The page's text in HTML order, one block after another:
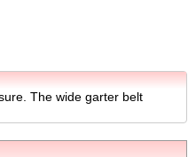
The wide garter belt